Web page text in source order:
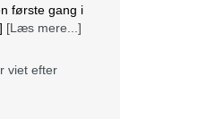
første gang i
[Læs mere...]
viet efter